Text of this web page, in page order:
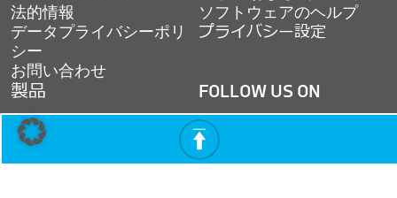
法的情報
データプライバシーポリ
シー
お問い合わせ
ソフトウェアのヘルプ
プライバシー設定
製品
アドバンスト パワーアナ
ライザ
多チャネル計測システム
FOLLOW US ON
linkedin